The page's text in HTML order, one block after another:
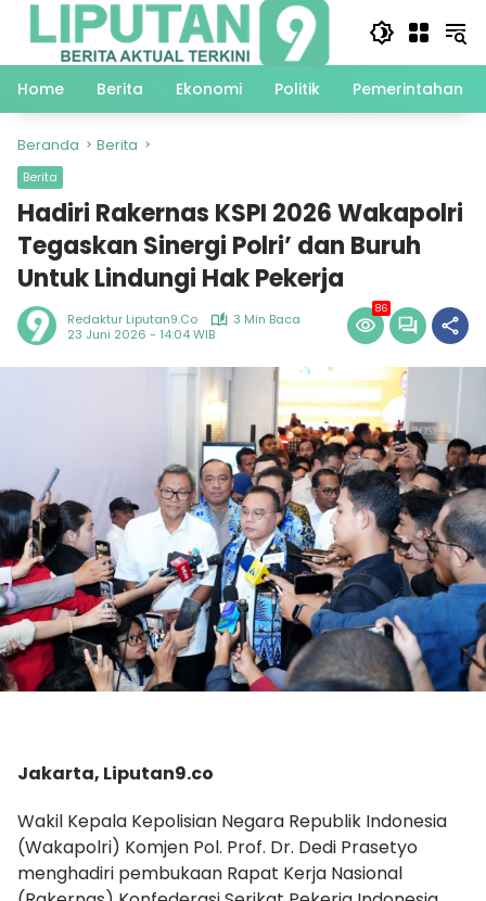
Langsung
Home
Berita Ekonomi Politik Pemerintahan
Beranda Berita
Berita
Hadiri Rakernas KSPI 2026 Wakapolri
Tegaskan Sinergi Polri’ dan Buruh
Untuk Lindungi Hak Pekerja
Redaktur Liputan9.co
3 Min Baca
23 Juni 2026 - 14:04 WIB
86
Jakarta, Liputan9.co
Wakil Kepala Kepolisian Negara Republik Indonesia
(Wakapolri) Komjen Pol. Prof. Dr. Dedi Prasetyo
menghadiri pembukaan Rapat Kerja Nasional